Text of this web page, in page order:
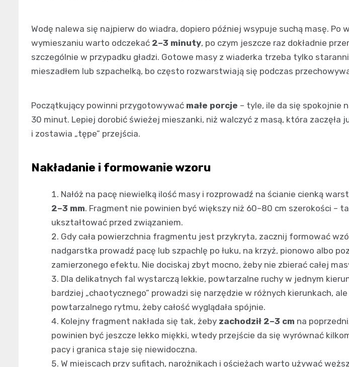
Wodę nalewa się najpierw do wiadra, dopiero później wsypuje suchą masę. Po
wymieszaniu warto odczekać 2–3 minuty, po czym jeszcze raz dokładnie
szczególnie w przypadku gładzi. Gotowe masy z wiaderka trzeba tylko
mieszadłem lub szpachelką, bo często rozwarstwiają się podczas
Początkujący powinni przygotowywać małe porcje – tyle, ile da się spokojnie
30 minut. Lepiej dorobić świeżej mieszanki, niż walczyć z masą, która zaczęła
i zostawia „tępe” przejścia.
Nakładanie i formowanie wzoru
Nałóż na pacę niewielką ilość masy i rozprowadź na ścianie cienką
2–3 mm. Fragment nie powinien być większy niż 60–80 cm szerokości –
ukształtować przed związaniem.
Gdy cała powierzchnia fragmentu jest przykryta, zacznij formować
nadgarstka prowadź pacę lub szpachlę po łuku, na krzyż, pionowo albo
zamierzonego efektu. Nie dociskaj zbyt mocno, żeby nie zbierać całej
Dla delikatnych fal wystarczą lekkie, powtarzalne ruchy w jednym
bardziej „chaotycznego” prowadzi się narzędzie w różnych kierunkach,
powtarzalnego rytmu, żeby całość wyglądała spójnie.
Kolejny fragment nakłada się tak, żeby zachodził 2–3 cm na
powinien być jeszcze lekko miękki, wtedy przejście da się wyrównać
pacy i granica staje się niewidoczna.
W miejscach przy sufitach, narożnikach i ościeżach warto używać